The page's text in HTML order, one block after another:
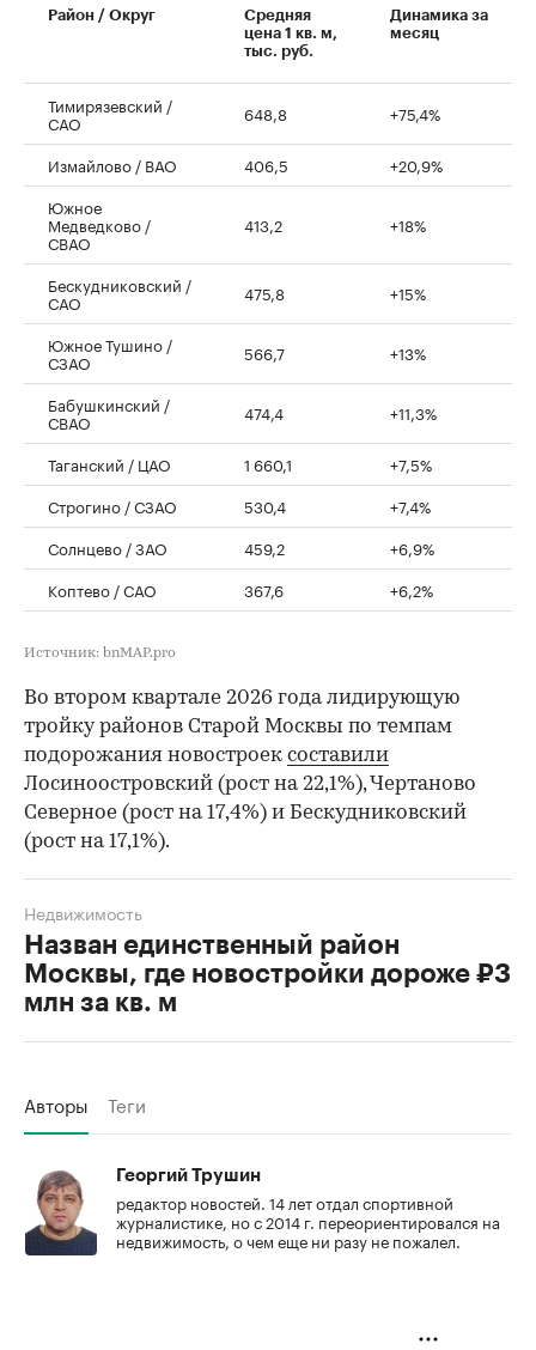
Район / Округ
Средняя
цена 1 кв. м,
тыс. руб.
Динамика за
месяц
Тимирязевский /
САО 648,8 +75,4%
Измайлово / ВАО 406,5
+20,9%
Южное
Медведково /
СВАО
413,2 +18%
Бескудниковский /
САО 475,8 +15%
Южное Тушино /
СЗАО 566,7 +13%
Бабушкинский /
СВАО 474,4 +11,3%
Таганский / ЦАО 1 660,1
+7,5%
Строгино / СЗАО
530,4
+7,4%
Солнцево / ЗАО
459,2
+6,9%
Коптево / САО
367,6 +6,2%
Источник: bnMAP.pro
Во втором квартале 2026 года лидирующую
тройку районов Старой Москвы по темпам
подорожания новостроек составили
Лосиноостровский (рост на 22,1%), Чертаново
Северное (рост на 17,4%) и Бескудниковский
(рост на 17,1%).
Назван единственный район
Москвы, где новостройки дороже ₽3
млн за кв. м
Недвижимость
Авторы Теги
Георгий Трушин
редактор новостей. 14 лет отдал спортивной
журналистике, но с 2014 г. переориентировался на
недвижимость, о чем еще ни разу не пожалел.